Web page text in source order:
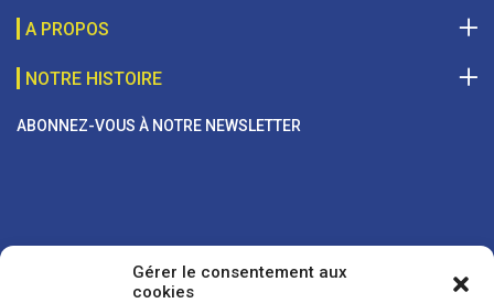
Gérer le consentement aux
cookies
A PROPOS
NOTRE HISTOIRE
ABONNEZ-VOUS À NOTRE NEWSLETTER